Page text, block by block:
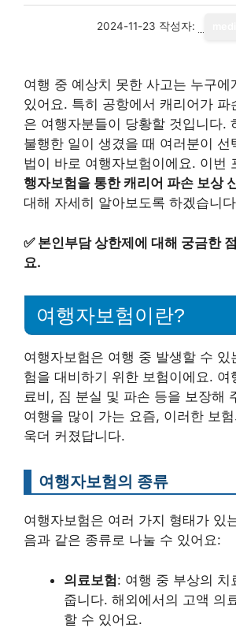
2024-11-23 작성자:
여행 중 예상치 못한 사고는 누구에
있어요. 특히 공항에서 캐리어가 파
은 여행자분들이 당황할 것입니다.
불행한 일이 생겼을 때 여러분이 선
법이 바로 여행자보험이에요. 이번
행자보험을 통한 캐리어 파손 보상
대해 자세히 알아보도록 하겠습니
✅ 본인부담 상한제에 대해 궁금한
요.
여행자보험이란?
여행자보험은 여행 중 발생할 수 있
험을 대비하기 위한 보험이에요. 여
료비, 짐 분실 및 파손 등을 보장해
여행을 많이 가는 요즘, 이러한 보
욱더 커졌답니다.
여행자보험의 종류
여행자보험은 여러 가지 형태가 있
음과 같은 종류로 나눌 수 있어요:
의료보험: 여행 중 부상의 치
줍니다. 해외에서의 고액 의
할 수 있어요.